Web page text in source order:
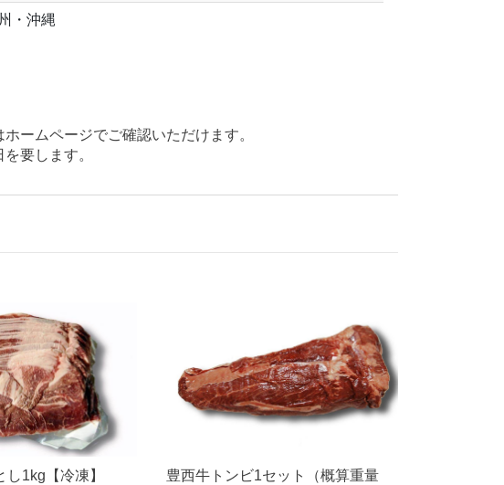
・沖縄
ームページでご確認いただけます。
要します。
1kg【冷凍】
豊西牛トンビ1セット（概算重量